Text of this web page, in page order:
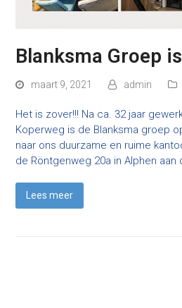
Blanksma Groep
maart 9, 2021 admin
Het is zover!!! Na ca. 32 jaar
Koperweg is de Blanksma groep
naar ons duurzame en ruime
de Röntgenweg 20a in Alphen aan
Lees meer